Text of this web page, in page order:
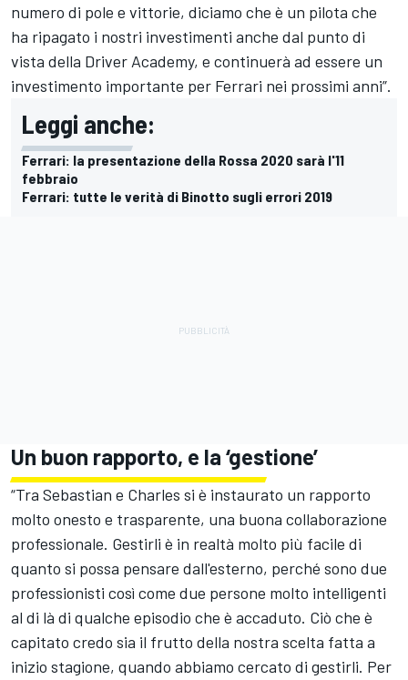
numero di pole e vittorie, diciamo che è un pilota che
ha ripagato i nostri investimenti anche dal punto di
vista della Driver Academy, e continuerà ad essere un
investimento importante per Ferrari nei prossimi anni”.
Leggi anche:
Ferrari: la presentazione della Rossa 2020 sarà l'11
febbraio
Ferrari: tutte le verità di Binotto sugli errori 2019
Un buon rapporto, e la ‘gestione’
“Tra Sebastian e Charles si è instaurato un rapporto
molto onesto e trasparente, una buona collaborazione
professionale. Gestirli è in realtà molto più facile di
quanto si possa pensare dall'esterno, perché sono due
professionisti così come due persone molto intelligenti
al di là di qualche episodio che è accaduto. Ciò che è
capitato credo sia il frutto della nostra scelta fatta a
inizio stagione, quando abbiamo cercato di gestirli. Per